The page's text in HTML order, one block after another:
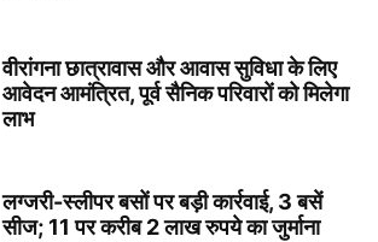
वीरांगना छात्रावास और आवास सुविधा के लिए
आवेदन आमंत्रित, पूर्व सैनिक परिवारों को मिलेगा
लाभ
लग्जरी-स्लीपर बसों पर बड़ी कार्रवाई, 3 बसें
सीज; 11 पर करीब 2 लाख रुपये का जुर्माना